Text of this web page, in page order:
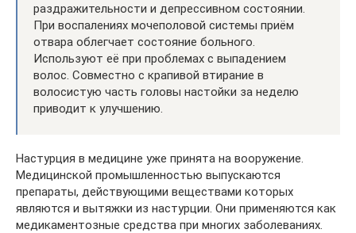
раздражительности и депрессивном состоянии.
При воспалениях мочеполовой системы приём
отвара облегчает состояние больного.
Используют её при проблемах с выпадением
волос. Совместно с крапивой втирание в
волосистую часть головы настойки за неделю
приводит к улучшению.
Настурция в медицине уже принята на вооружение.
Медицинской промышленностью выпускаются
препараты, действующими веществами которых
являются и вытяжки из настурции. Они применяются как
медикаментозные средства при многих заболеваниях.